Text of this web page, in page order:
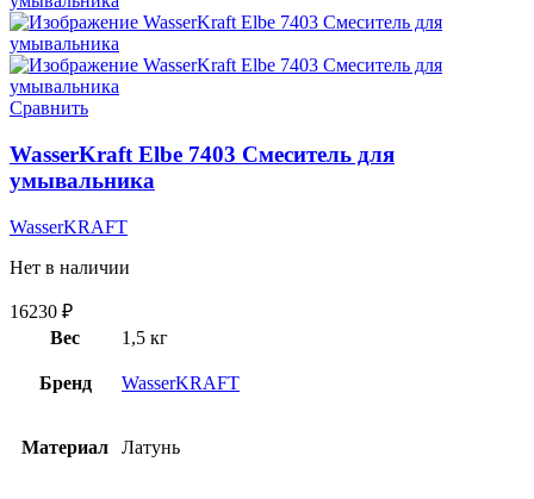
Сравнить
WasserKraft Elbe 7403 Смеситель для
умывальника
WasserKRAFT
Нет в наличии
16230 ₽
Вес
1,5 кг
Бренд WasserKRAFT
Материал Латунь